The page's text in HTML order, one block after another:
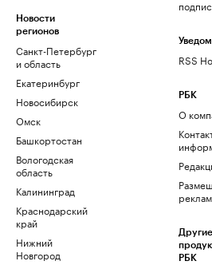
Новости
регионов
Санкт-Петербург
и область
Екатеринбург
Новосибирск
Омск
Башкортостан
Вологодская
область
Калининград
Краснодарский
край
Нижний
Новгород
RSS
РБК
О
Другие
РБК